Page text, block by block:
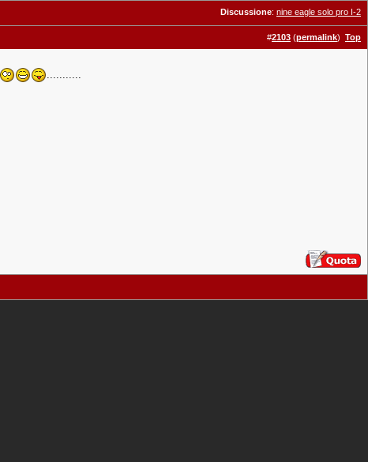
Discussione: nine eagle solo pro I-2
#2103 (permalink) Top